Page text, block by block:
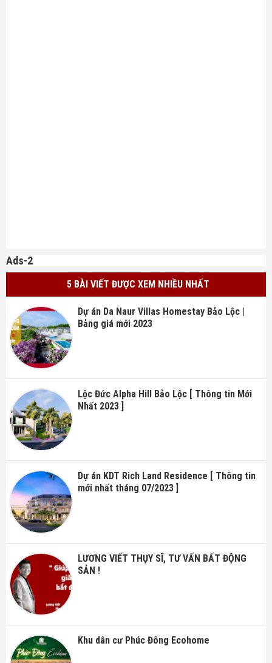
Ads-2
5 BÀI VIẾT ĐƯỢC XEM NHIỀU NHẤT
Dự án Da Naur Villas Homestay Bảo Lộc |
Bảng giá mới 2023
Lộc Đức Alpha Hill Bảo Lộc [ Thông tin Mới
Nhất 2023 ]
Dự án KDT Rich Land Residence [ Thông tin
mới nhất tháng 07/2023 ]
LƯƠNG VIẾT THỤY SĨ, TƯ VẤN BẤT ĐỘNG
SẢN !
Khu dân cư Phúc Đông Ecohome